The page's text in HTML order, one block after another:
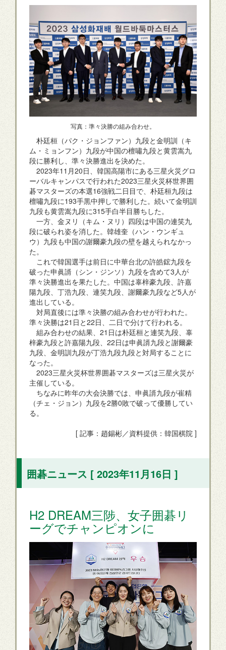
写真：準々決勝の組み合わせ。
朴廷桓（パク・ジョンファン）九段と金明訓（キ
ム・ミョンフン）九段が中国の檀嘯九段と黄雲嵩九
段に勝利し、準々決勝進出を決めた。
2023年11月20日、韓国高陽市にある三星火災グロ
ーバルキャンパスで行われた2023三星火災杯世界囲
碁マスターズの本選16強戦二日目で、朴廷桓九段は
檀嘯九段に193手黒中押しで勝利した。続いて金明訓
九段も黄雲嵩九段に315手白半目勝ちした。
一方、金ヌリ（キム・ヌリ）四段は中国の連笑九
段に破られ姿を消した。韓雄奎（ハン・ウンギュ
ウ）九段も中国の謝爾豪九段の壁を越えられなかっ
た。
これで韓国選手は前日に中華台北の許皓鋐九段を
破った申眞諝（シン・ジンソ）九段を含めて3人が
準々決勝進出を果たした。中国は辜梓豪九段、許嘉
陽九段、丁浩九段、連笑九段、謝爾豪九段など5人が
進出している。
対局直後には準々決勝の組み合わせが行われた。
準々決勝は21日と22日、二日で分けて行われる。
組み合わせの結果、21日は朴廷桓と連笑九段、辜
梓豪九段と許嘉陽九段、22日は申眞諝九段と謝爾豪
九段、金明訓九段が丁浩九段九段と対局することに
なった。
2023三星火災杯世界囲碁マスターズは三星火災が
主催している。
ちなみに昨年の大会決勝では、申眞諝九段が崔精
（チェ・ジョン）九段を2勝0敗で破って優勝してい
る。
[ 記事：趙錫彬／資料提供：韓国棋院 ]
囲碁ニュース [ 2023年11月16日 ]
H2 DREAM三陟、女子囲碁リ
ーグでチャンピオンに